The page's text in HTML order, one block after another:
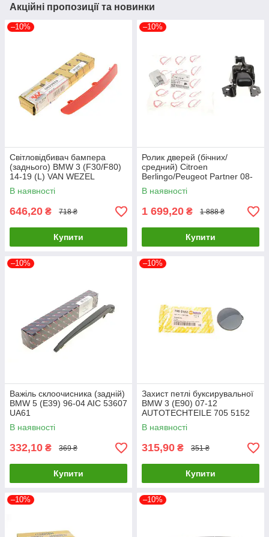
Акційні пропозиції та новинки
–10%
Світловідбивач бампера
(заднього) BMW 3 (F30/F80)
14-19 (L) VAN WEZEL
0693939 UA61
В наявності
646,20 ₴ 718 ₴
Купити
–10%
Ролик дверей (бічних/
средний) Citroen
Berlingo/Peugeot Partner 08-
(R) ROTWEISS RWS3002
UA61
В наявності
1 699,20 ₴ 1 888 ₴
Купити
–10%
Важіль склоочисника (задній)
BMW 5 (E39) 96-04 AIC 53607
UA61
В наявності
332,10 ₴ 369 ₴
Купити
–10%
Захист петлі буксирувальної
BMW 3 (E90) 07-12
AUTOTECHTEILE 705 5152
UA61
В наявності
315,90 ₴ 351 ₴
Купити
–10% –10%